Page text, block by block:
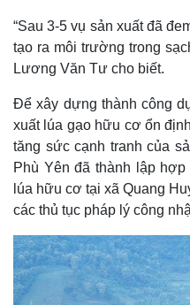
Quan sát
Cuộc sống đó đây
Hồ sơ
“Sau 3-5 vụ sản xuất đã
tạo ra môi trường trong
Lương Văn Tư cho biết.
Để xây dựng thành công
xuất lúa gạo hữu cơ ổn
tăng sức cạnh tranh của
Phù Yên đã thành lập
lúa hữu cơ tại xã Quang
các thủ tục pháp lý công